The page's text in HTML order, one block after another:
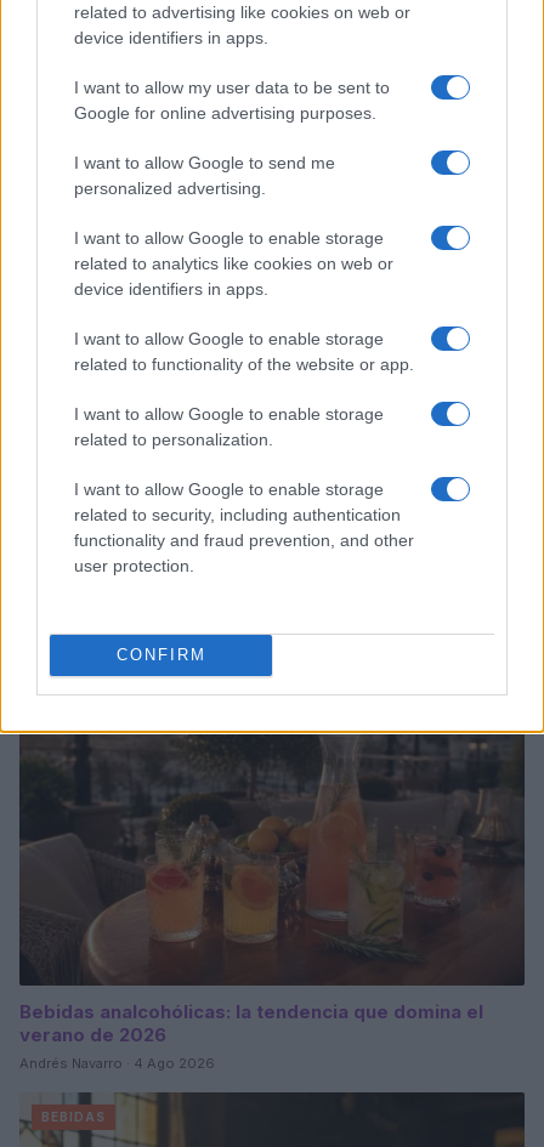
related to advertising like cookies on web or
device identifiers in apps.
I want to allow my user data to be sent to
Google for online advertising purposes.
I want to allow Google to send me
personalized advertising.
I want to allow Google to enable storage
related to analytics like cookies on web or
device identifiers in apps.
I want to allow Google to enable storage
related to functionality of the website or app.
I want to allow Google to enable storage
related to personalization.
I want to allow Google to enable storage
related to security, including authentication
functionality and fraud prevention, and other
user protection.
CONFIRM
Sigue leyendo
BEBIDAS
Descubre cuántas botellas de vino se consumen en un
BEBIDAS
Bebidas analcohólicas: la tendencia que domina el
verano de 2026
Andrés Navarro · 4 Ago 2026
BEBIDAS